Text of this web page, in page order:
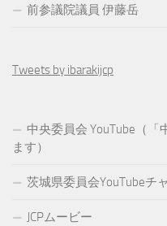
前参議院議員 伊藤岳
Tweets by ibarakijcp
中央委員会 YouTube（
ます）
茨城県委員会YouTubeチ
JCPムービー